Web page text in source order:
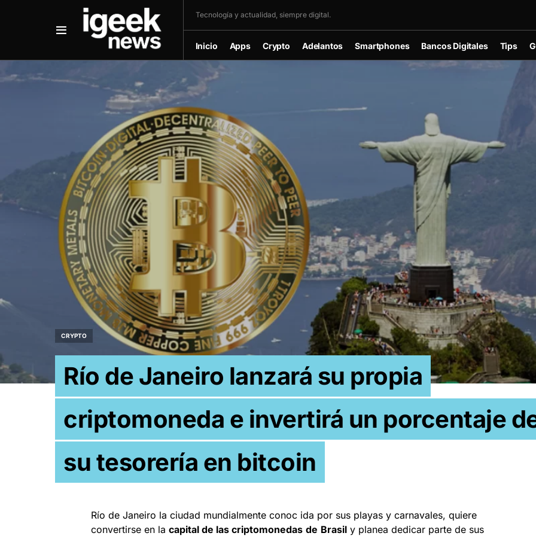
Tecnología y actualidad, siempre digital.
Inicio Apps Crypto Adelantos Smartphones Bancos Digitales Tips
CRYPTO
Río de Janeiro lanzará su propia
criptomoneda e invertirá un porcentaje
su tesorería en bitcoin
Río de Janeiro la ciudad mundialmente conoc ida por sus playas y carnavales, quiere
convertirse en la capital de las criptomonedas de Brasil y planea dedicar parte de sus